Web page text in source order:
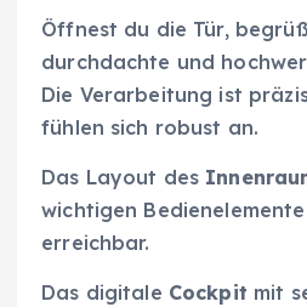
Öffnest du die Tür,
durchdachte und
Die Verarbeitung ist
fühlen sich robust an.
Das Layout des
wichtigen
erreichbar.
Das digitale Cockpit mit